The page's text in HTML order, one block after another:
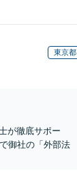
東京都
が徹底サポー
御社の「外部法